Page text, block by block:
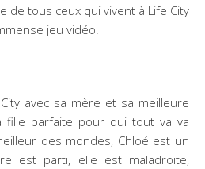
de tous ceux qui vivent à Life City
jeu vidéo.
avec sa mère et sa meilleure
fille parfaite pour qui tout va va
des mondes, Chloé est un
est parti, elle est maladroite,